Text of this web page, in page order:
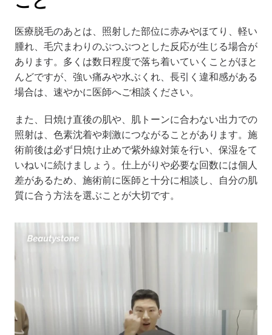
医療脱毛のあとは、照射した部位に赤みやほてり、軽い
腫れ、毛穴まわりのぷつぷつとした反応が生じる場合が
あります。多くは数日程度で落ち着いていくことがほと
んどですが、強い痛みや水ぶくれ、長引く違和感がある
場合は、速やかに医師へご相談ください。
また、日焼け直後の肌や、肌トーンに合わない出力での
照射は、色素沈着や刺激につながることがあります。施
術前後は必ず日焼け止めで紫外線対策を行い、保湿をて
いねいに続けましょう。仕上がりや必要な回数には個人
差があるため、施術前に医師と十分に相談し、自分の肌
質に合う方法を選ぶことが大切です。